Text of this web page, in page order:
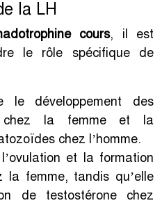
la LH
cours, il est
le rôle spécifique de
développement des
chez la femme et la
chez l’homme.
et la formation
la femme, tandis qu’elle
de testostérone chez